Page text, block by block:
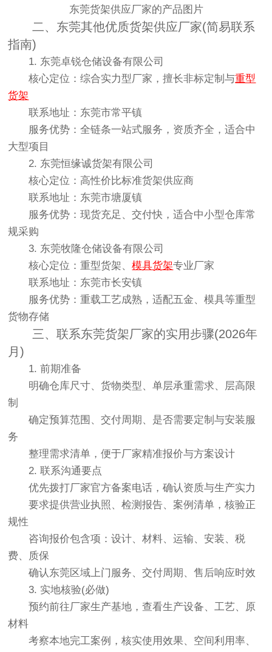
东莞货架供应厂家的产品图片
二、东莞其他优质货架供应厂家(简易联系
指南)
1. 东莞卓锐仓储设备有限公司
核心定位：综合实力型厂家，擅长非标定制与重型
货架
联系地址：东莞市常平镇
服务优势：全链条一站式服务，资质齐全，适合中
大型项目
2. 东莞恒缘诚货架有限公司
核心定位：高性价比标准货架供应商
联系地址：东莞市塘厦镇
服务优势：现货充足、交付快，适合中小型仓库常
规采购
3. 东莞牧隆仓储设备有限公司
核心定位：重型货架、模具货架专业厂家
联系地址：东莞市长安镇
服务优势：重载工艺成熟，适配五金、模具等重型
货物存储
三、联系东莞货架厂家的实用步骤(2026年
月)
1. 前期准备
明确仓库尺寸、货物类型、单层承重需求、层高限
制
确定预算范围、交付周期、是否需要定制与安装服
务
整理需求清单，便于厂家精准报价与方案设计
2. 联系沟通要点
优先拨打厂家官方备案电话，确认资质与生产实力
要求提供营业执照、检测报告、案例清单，核验正
规性
咨询报价包含项：设计、材料、运输、安装、税
费、质保
确认东莞区域上门服务、交付周期、售后响应时效
3. 实地核验(必做)
预约前往厂家生产基地，查看生产设备、工艺、原
材料
考察本地完工案例，核实使用效果、空间利用率、